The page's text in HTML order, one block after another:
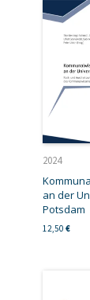
2024
an der
Potsdam
12,50 €